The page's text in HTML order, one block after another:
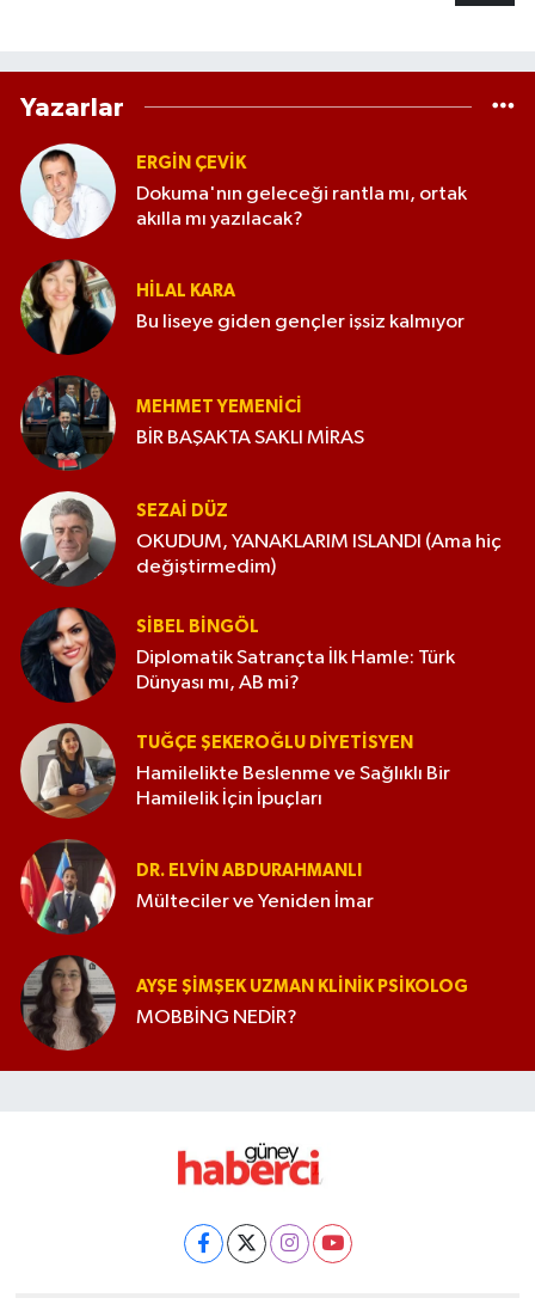
Yazarlar
ERGIN ÇEVİK
Dokuma'nın geleceği rantla mı, ortak
akılla mı yazılacak?
HILAL KARA
Bu liseye giden gençler işsiz kalmıyor
MEHMET YEMENICI
BİR BAŞAKTA SAKLI MİRAS
SEZAI DÜZ
OKUDUM, YANAKLARIM ISLANDI (Ama hiç
değiştirmedim)
SIBEL BINGÖL
Diplomatik Satrançta İlk Hamle: Türk
Dünyası mı, AB mi?
TUĞÇE ŞEKEROĞLU DIYETISYEN
Hamilelikte Beslenme ve Sağlıklı Bir
Hamilelik İçin İpuçları
DR. ELVIN ABDURAHMANLI
Mülteciler ve Yeniden İmar
AYŞE ŞIMŞEK UZMAN KLINIK PSIKOLOG
MOBBİNG NEDİR?